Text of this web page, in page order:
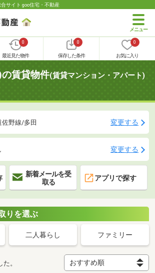
サイト goo住宅・不動産
0
最近見た物件
0
保存した条件
0
お気に入り
賃貸物件(賃貸マンション・アパート)
佐野線/多田 変更する
変更する
新着メールを受
取る
アプリで探す
りを選ぶ
二人暮らし ファミリー
。